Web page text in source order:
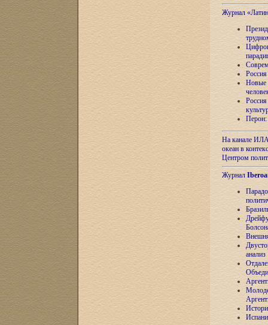
Журнал
Новые
Перон:
На канале
океан в
Центром
Журнал
анализ